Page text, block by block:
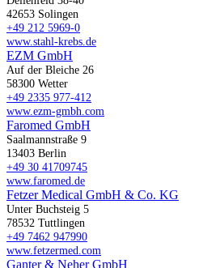
42653 Solingen
+49 212 5969-0
www.stahl-krebs.de
EZM GmbH
Auf der Bleiche 26
58300 Wetter
+49 2335 977-412
www.ezm-gmbh.com
Faromed GmbH
Saalmannstraße 9
13403 Berlin
+49 30 41709745
www.faromed.de
Fetzer Medical GmbH & Co. KG
Unter Buchsteig 5
78532 Tuttlingen
+49 7462 947990
www.fetzermed.com
Ganter & Neher GmbH